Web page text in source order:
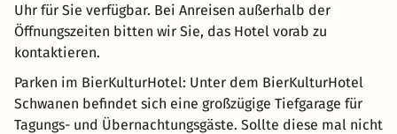
Uhr für Sie verfügbar. Bei Anreisen außerhalb der
Öffnungszeiten bitten wir Sie, das Hotel vorab zu
kontaktieren.
Parken im BierKulturHotel: Unter dem BierKulturHotel
Schwanen befindet sich eine großzügige Tiefgarage für
Tagungs- und Übernachtungsgäste. Sollte diese mal nicht